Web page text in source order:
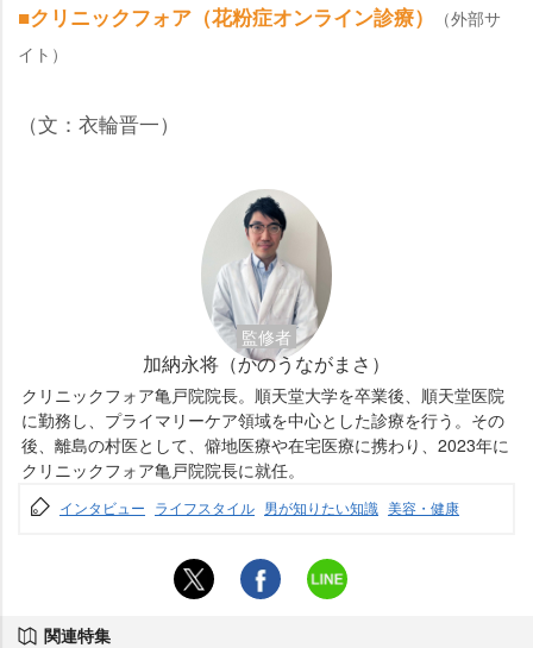
■クリニックフォア（花粉症オンライン診療）
（外部サ
イト）
（文：衣輪晋一）
監修者
加納永将（かのうながまさ）
クリニックフォア亀戸院院長。順天堂大学を卒業後、順天堂医院
に勤務し、プライマリーケア領域を中心とした診療を行う。その
後、離島の村医として、僻地医療や在宅医療に携わり、2023年に
クリニックフォア亀戸院院長に就任。
インタビュー ライフスタイル 男が知りたい知識 美容・健康
関連特集